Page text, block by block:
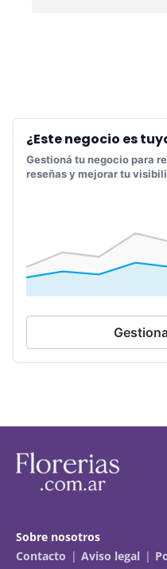
¿Este negocio es
Gestioná tu negocio para
reseñas y mejorar tu
Sobre nosotros
Contacto
Aviso legal